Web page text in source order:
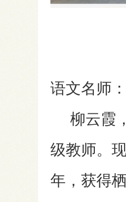
语文名师
柳云霞
级教师。
年，获得